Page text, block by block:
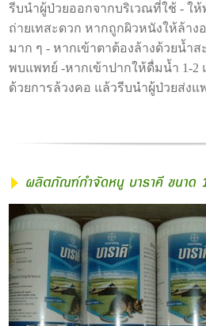
รีบนำผู้ป่วยออกจากบริเวณที่ใช้ - ใ
ถ่ายเทสะดวก หากถูกผิวหนังให้ล้า
มาก ๆ - หากเข้าตาต้องล้างด้วยน้ำส
พบแพทย์ -หากเข้าปากให้ดื่มน้ำ 1-2
ด้วยการล้วงคอ แล้วรีบนำผู้ป่วยส่ง